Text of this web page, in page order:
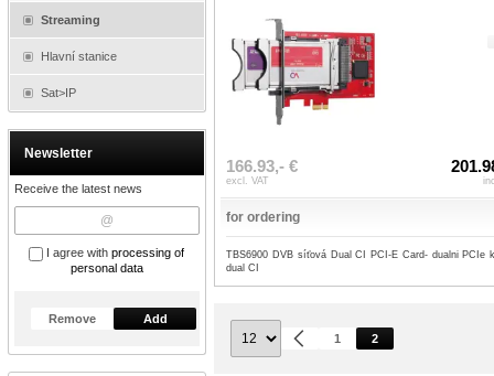
Streaming
Hlavní stanice
Sat>IP
Newsletter
Receive the latest news
I agree withprocessing of
personal data
Remove Add
166.93,- €
excl. VAT
for ordering
TBS6900 DVB síťová Dual CI PCI-E Card- dualni PCIe
dual CI
1 2